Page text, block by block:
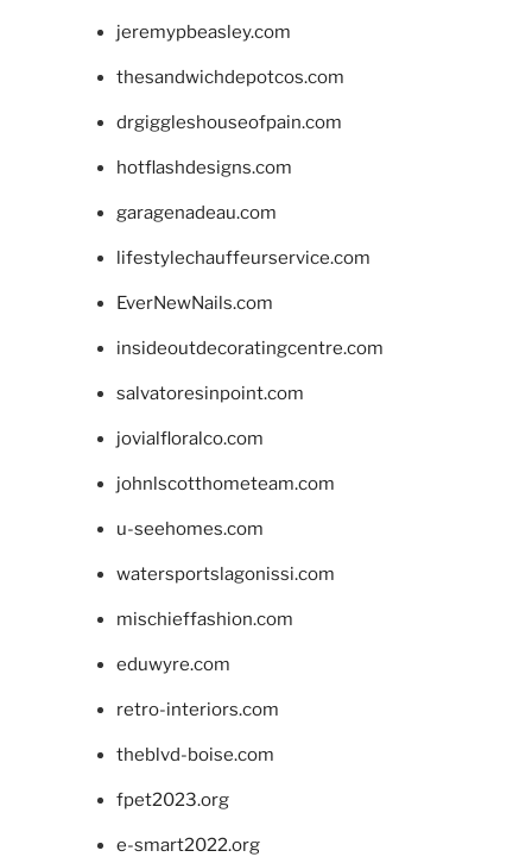
jeremypbeasley.com
thesandwichdepotcos.com
drgiggleshouseofpain.com
hotflashdesigns.com
garagenadeau.com
lifestylechauffeurservice.com
EverNewNails.com
insideoutdecoratingcentre.com
salvatoresinpoint.com
jovialfloralco.com
johnlscotthometeam.com
u-seehomes.com
watersportslagonissi.com
mischieffashion.com
eduwyre.com
retro-interiors.com
theblvd-boise.com
fpet2023.org
e-smart2022.org